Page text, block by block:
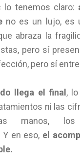
lo tenemos claro:
no es un lujo, es
abraza la
pero sí
pero sí
llega el final ,
ni las
manos, los
en eso, el